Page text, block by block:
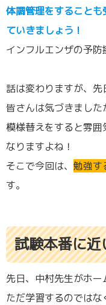
体調管理をすること
ていきましょう！
インフルエンザの予防
話は変わりますが、先
皆さんは気づきました
模様替えをすると雰
なりますよね！
そこで今回は、 勉強す
す。
試験本番に
先日、中村先生がホー
ただ学習するのでは